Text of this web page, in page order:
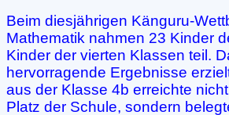
Beim diesjährigen Känguru-
Mathematik nahmen 23 Kinder
Kinder der vierten Klassen teil.
hervorragende Ergebnisse
aus der Klasse 4b erreichte
Platz der Schule, sondern